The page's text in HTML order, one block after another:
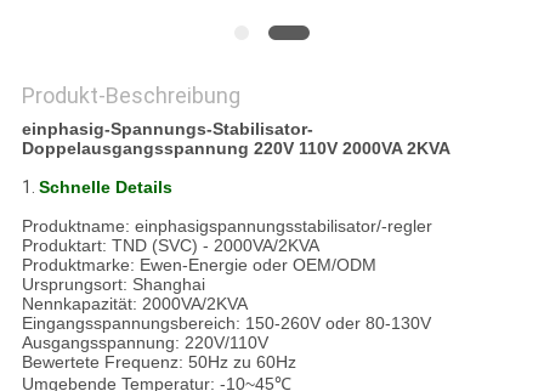
Produkt-Beschreibung
einphasig-Spannungs-Stabilisator-
Doppelausgangsspannung 220V 110V 2000VA 2KVA
1. Schnelle Details
Produktname: einphasigspannungsstabilisator/-regler
Produktart: TND (SVC) - 2000VA/2KVA
Produktmarke: Ewen-Energie oder OEM/ODM
Ursprungsort: Shanghai
Nennkapazität: 2000VA/2KVA
Eingangsspannungsbereich: 150-260V oder 80-130V
Ausgangsspannung: 220V/110V
Bewertete Frequenz: 50Hz zu 60Hz
Umgebende Temperatur: -10~45℃